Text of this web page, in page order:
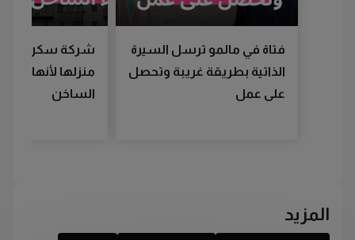
فتاة في مالمو ترسل السيرة
الذاتية بطريقة غريبة وتحصل
على عمل
شركة سكن
منزلها لأنها لم
الساخن
المزيد